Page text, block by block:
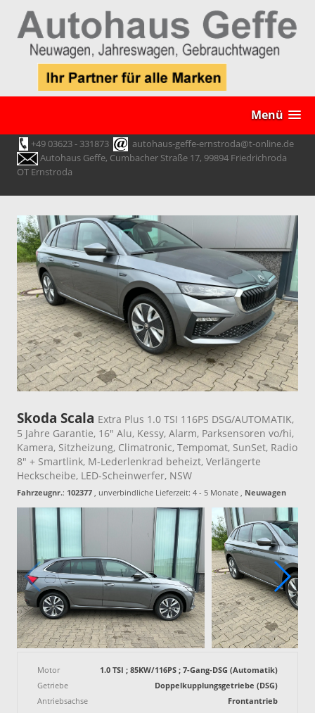
Menü
+49 03623 - 331873
autohaus-geffe-ernstroda@t-online.de
Autohaus Geffe, Cumbacher Straße 17, 99894 Friedrichroda
OT Ernstroda
Skoda Scala Extra Plus 1.0 TSI 116PS DSG/AUTOMATIK,
5 Jahre Garantie, 16" Alu, Kessy, Alarm, Parksensoren vo/hi,
Kamera, Sitzheizung, Climatronic, Tempomat, SunSet, Radio
8" + Smartlink, M-Lederlenkrad beheizt, Verlängerte
Heckscheibe, LED-Scheinwerfer, NSW
Fahrzeugnr.: 102377 , unverbindliche Lieferzeit: 4 - 5 Monate , Neuwagen
Motor
1.0 TSI ; 85KW/116PS ; 7-Gang-DSG (Automatik)
Getriebe
Doppelkupplungsgetriebe (DSG)
Antriebsachse
Frontantrieb